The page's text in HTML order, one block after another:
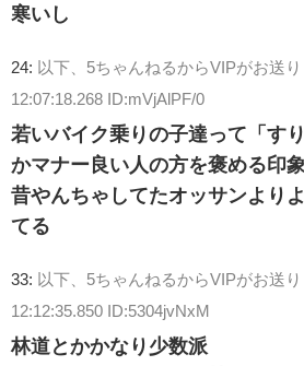
寒いし
24: 以下、5ちゃんねるからVIPがお送
12:07:18.268 ID:mVjAlPF/0
若いバイク乗りの子達って「す
かマナー良い人の方を褒める印象
昔やんちゃしてたオッサンより
てる
33: 以下、5ちゃんねるからVIPがお送
12:12:35.850 ID:5304jvNxM
林道とかかなり少数派